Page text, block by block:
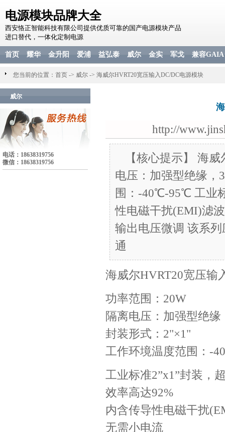
电源模块品牌大全
西安恪正智能科技有限公司提供优质可靠的国产电源模块产品
进口替代，一体化定制电源
首页 耀华 金升阳 爱浦 益弘泰 威尔 金实 军戈 兼容GAIA
您当前的位置： 首页 -> 威尔 -> 海威尔HVRT20宽压输入DC/DC电源模块
威尔
电话：18638319756
微信：18638319756
http://
【核心提示】 海
电压：加强型绝缘，
围：-40℃-95℃ 工业
性电磁干扰(EMI)滤
输出电压微调 该系
通
海威尔HVRT20宽压输
功率范围：20W
隔离电压：加强型绝缘
封装形式：2"×1"
工作环境温度范围：-
工业标准2”x1”封装，
效率高达92%
内含传导性电磁干扰
无需小电流